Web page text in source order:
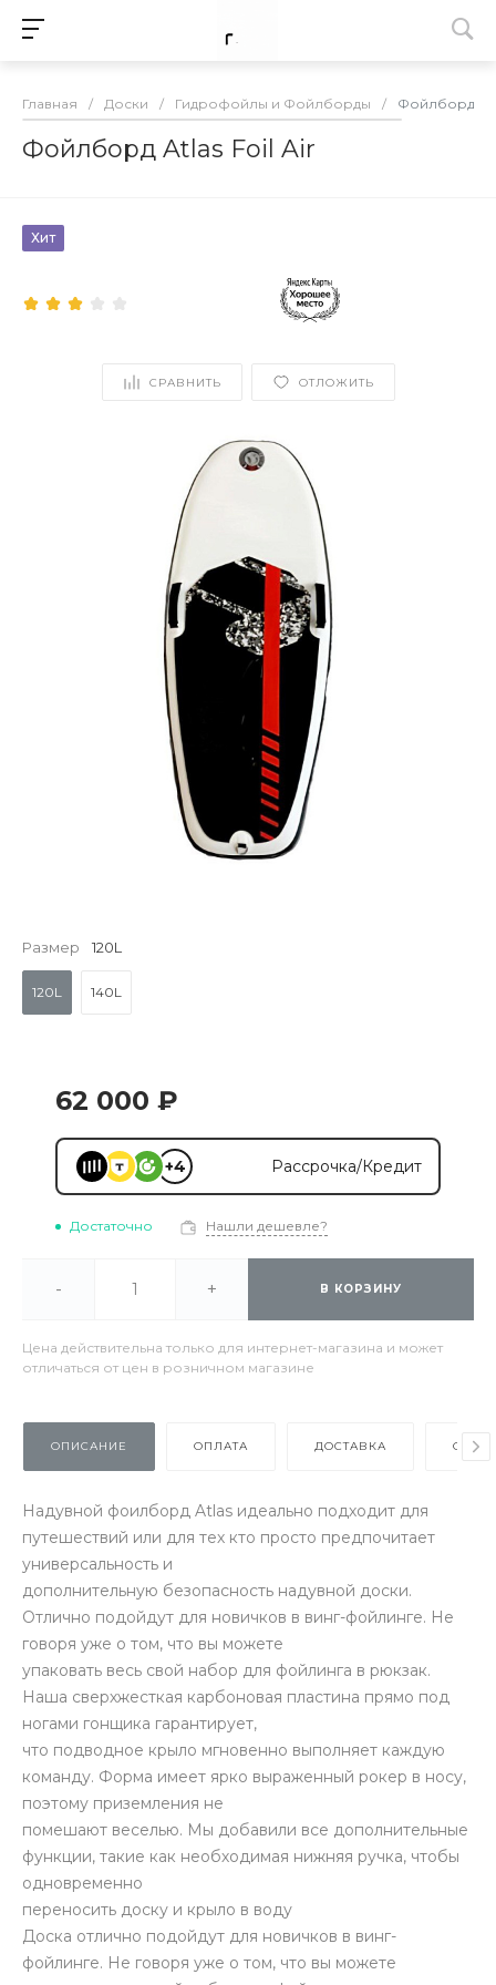
Главная / Доски / Гидрофойлы и Фойлборды / Фойлборд
Фойлборд Atlas Foil Air
Хит
СРАВНИТЬ ОТЛОЖИТЬ
Размер 120L
120L 140L
62 000 ₽
+4 Рассрочка/Кредит
Достаточно Нашли дешевле?
- + В КОРЗИНУ
Цена действительна только для интернет-магазина и может
отличаться от цен в розничном магазине
ОПИСАНИЕ ОПЛАТА ДОСТАВКА
Надувной фоилборд Atlas идеально подходит для
путешествий или для тех кто просто предпочитает
универсальность и
дополнительную безопасность надувной доски.
Отлично подойдут для новичков в винг-фойлинге. Не
говоря уже о том, что вы можете
упаковать весь свой набор для фойлинга в рюкзак.
Наша сверхжесткая карбоновая пластина прямо под
ногами гонщика гарантирует,
что подводное крыло мгновенно выполняет каждую
команду. Форма имеет ярко выраженный рокер в носу,
поэтому приземления не
помешают веселью. Мы добавили все дополнительные
функции, такие как необходимая нижняя ручка, чтобы
одновременно
переносить доску и крыло в воду
Доска отлично подойдут для новичков в винг-
фойлинге. Не говоря уже о том, что вы можете